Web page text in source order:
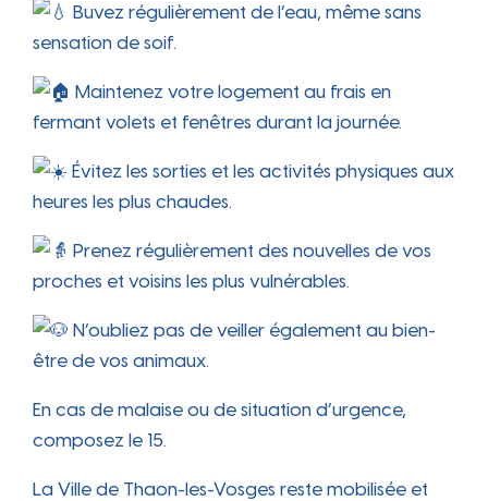
Buvez régulièrement de l’eau, même sans
sensation de soif.
Maintenez votre logement au frais en
fermant volets et fenêtres durant la journée.
Évitez les sorties et les activités physiques aux
heures les plus chaudes.
Prenez régulièrement des nouvelles de vos
proches et voisins les plus vulnérables.
N’oubliez pas de veiller également au bien-
être de vos animaux.
En cas de malaise ou de situation d’urgence,
composez le 15.
La Ville de Thaon-les-Vosges reste mobilisée et